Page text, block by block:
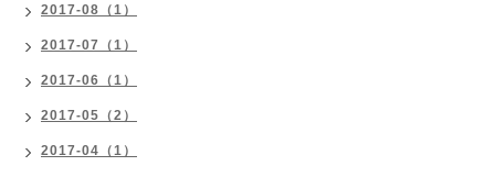
2017-08（1）
2017-07（1）
2017-06（1）
2017-05（2）
2017-04（1）